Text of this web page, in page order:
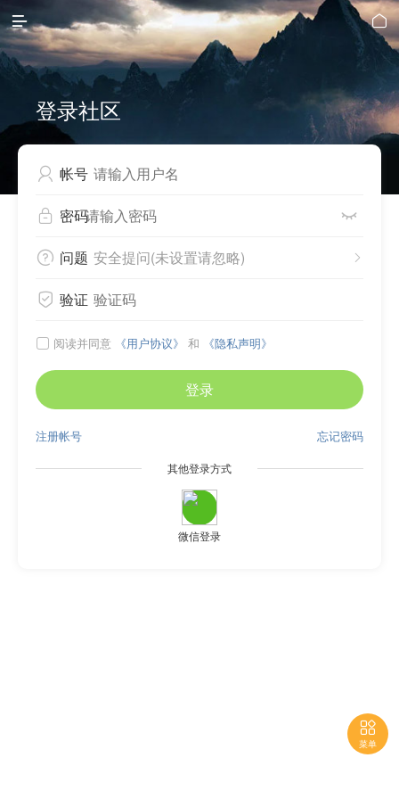
 
登录社区
 帐号
 密码 
 问题 
安全提问(未设置请忽略)
 验证
 阅读并同意 《用户协议》 和 《隐私声明》
登录
忘记密码
注册帐号
其他登录方式
微信登录

菜单